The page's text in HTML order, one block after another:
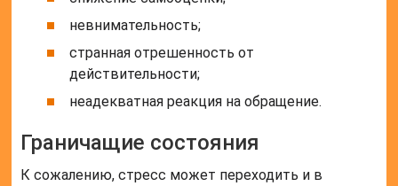
невнимательность;
странная отрешенность от
действительности;
неадекватная реакция на обращение.
Граничащие состояния
К сожалению, стресс может переходить и в